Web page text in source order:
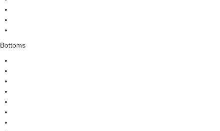
Bottoms